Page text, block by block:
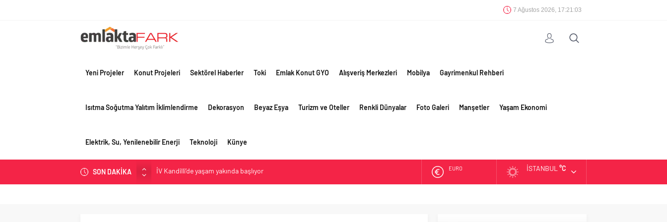
7 Ağustos 2026, 17:21:04
Yeni Projeler Konut Projeleri Sektörel Haberler Toki Emlak Konut GYO Alışveriş Merkezleri Mobilya Gayrimenkul Rehberi
Isıtma Soğutma Yalıtım İklimlendirme Dekorasyon Beyaz Eşya Turizm ve Oteller Renkli Dünyalar Foto Galeri Manşetler Yaşam Ekonomi
Elektrik, Su, Yenilenebilir Enerji Teknoloji Künye
SON DAKİKA
OYAK Çimento, jeopolitik risklere ve maliyet baskısına rağmen 2026’nın ikinci
EURO İSTANBUL °C